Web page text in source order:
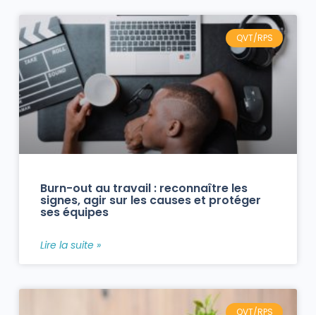
QVT/RPS
Burn-out au travail : reconnaître les
signes, agir sur les causes et protéger
ses équipes
Lire la suite »
QVT/RPS